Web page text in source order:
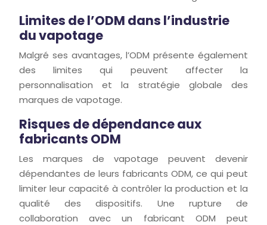
Limites de l’ODM dans l’industrie
du vapotage
Malgré ses avantages, l’ODM présente également
des limites qui peuvent affecter la
personnalisation et la stratégie globale des
marques de vapotage.
Risques de dépendance aux
fabricants ODM
Les marques de vapotage peuvent devenir
dépendantes de leurs fabricants ODM, ce qui peut
limiter leur capacité à contrôler la production et la
qualité des dispositifs. Une rupture de
collaboration avec un fabricant ODM peut